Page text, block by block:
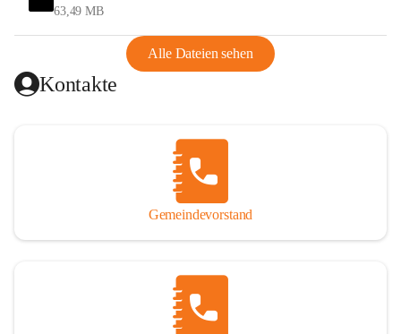
63,49 MB
Alle Dateien sehen
Kontakte
Gemeindevorstand